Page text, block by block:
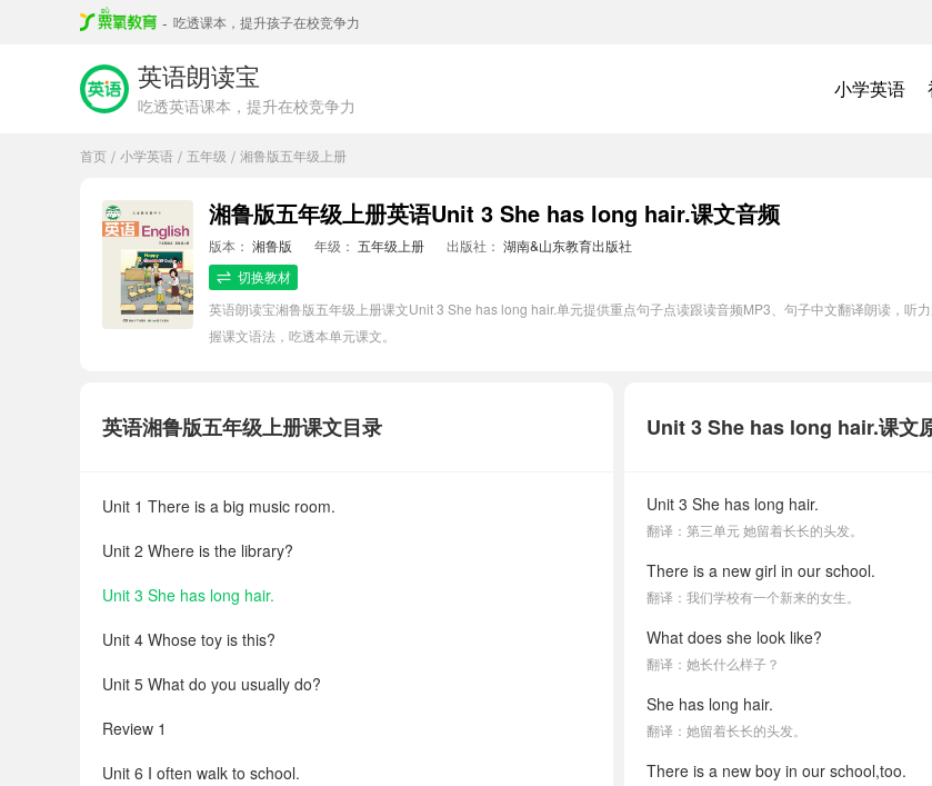
- 吃透课本，提升孩子在校竞争力
英语朗读宝
吃透英语课本，提升在校竞争力
小学英语
首页 / 小学英语 / 五年级 / 湘鲁版五年级上册
湘鲁版五年级上册英语Unit 3 She has long hair.课文音频
版本： 湘鲁版 年级： 五年级上册 出版社： 湖南&山东教育出版社
切换教材
英语朗读宝湘鲁版五年级上册课文Unit 3 She has long hair.单元提供重点句子点读跟读音频MP3、句子中文翻译朗读，听
握课文语法，吃透本单元课文。
Unit 3 She has long hair.课文
Unit 3 She has long hair.
翻译：第三单元 她留着长长的头发。
There is a new girl in our school.
翻译：我们学校有一个新来的女生。
What does she look like?
翻译：她长什么样子？
She has long hair.
翻译：她留着长长的头发。
There is a new boy in our school,too.
英语湘鲁版五年级上册课文目录
Unit 1 There is a big music room.
Unit 2 Where is the library?
Unit 3 She has long hair.
Unit 4 Whose toy is this?
Unit 5 What do you usually do?
Review 1
Unit 6 I often walk to school.